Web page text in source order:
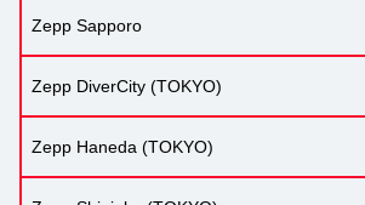
Zepp Sapporo
Zepp DiverCity (TOKYO)
Zepp Haneda (TOKYO)